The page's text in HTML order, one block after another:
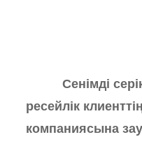
Сенімді
ресейлік
компаниясына